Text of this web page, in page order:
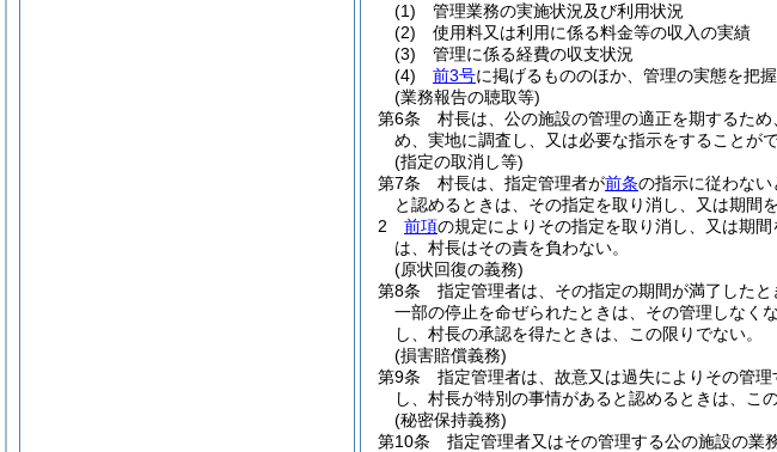
(1)
管理業務の実施状況及び利用状況
(2)
使用料又は利用に係る料金等の収入の実績
(3)
管理に係る経費の収支状況
(4)
前3号に掲げるもののほか、管理の実態を把
(業務報告の聴取等)
第6条
村長は、公の施設の管理の適正を期するた
め、実地に調査し、又は必要な指示をすることがで
(指定の取消し等)
第7条
村長は、指定管理者が前条の指示に従わな
と認めるときは、その指定を取り消し、又は期間
2
前項の規定によりその指定を取り消し、又は期
は、村長はその責を負わない。
(原状回復の義務)
第8条
指定管理者は、その指定の期間が満了したと
一部の停止を命ぜられたときは、その管理しなく
し、村長の承認を得たときは、この限りでない。
(損害賠償義務)
第9条
指定管理者は、故意又は過失によりその管
し、村長が特別の事情があると認めるときは、こ
(秘密保持義務)
第10条
指定管理者又はその管理する公の施設の業